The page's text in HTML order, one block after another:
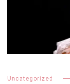
Uncategorized